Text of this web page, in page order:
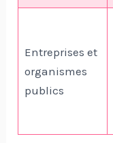
Entreprises et
organismes
publics